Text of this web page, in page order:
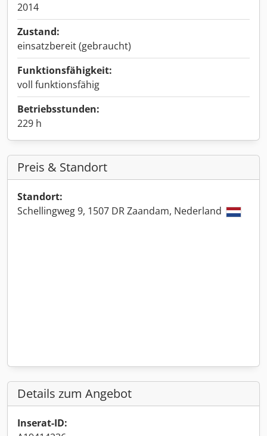
2014
Zustand:
einsatzbereit (gebraucht)
Funktionsfähigkeit:
voll funktionsfähig
Betriebsstunden:
229 h
Preis & Standort
Standort:
Schellingweg 9, 1507 DR Zaandam, Nederland
Details zum Angebot
Inserat-ID: